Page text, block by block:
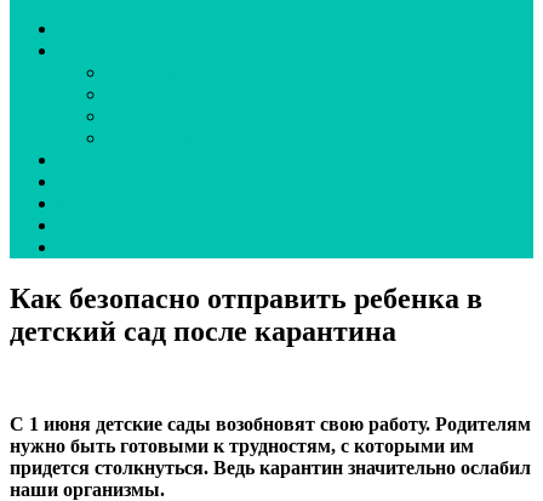
Как безопасно отправить ребенка в
детский сад после карантина
С 1 июня детские сады возобновят свою работу. Родителям
нужно быть готовыми к трудностям, с которыми им
придется столкнуться. Ведь карантин значительно ослабил
наши организмы.